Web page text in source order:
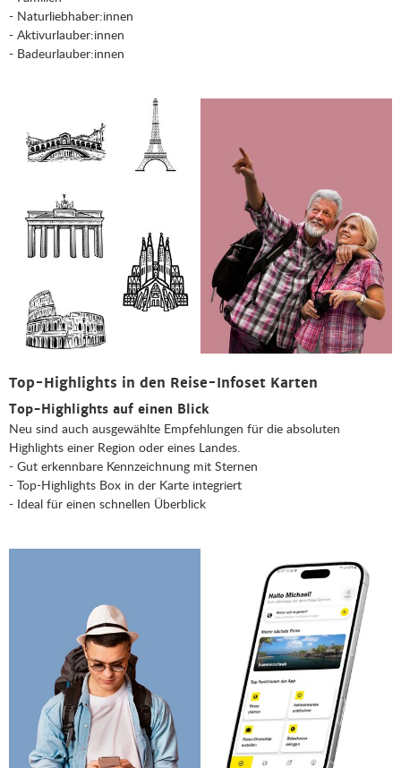
- Naturliebhaber:innen
- Aktivurlauber:innen
- Badeurlauber:innen
Top-Highlights in den Reise-Infoset Karten
Top-Highlights auf einen Blick
Neu sind auch ausgewählte Empfehlungen für die absoluten
Highlights einer Region oder eines Landes.
- Gut erkennbare Kennzeichnung mit Sternen
- Top-Highlights Box in der Karte integriert
- Ideal für einen schnellen Überblick